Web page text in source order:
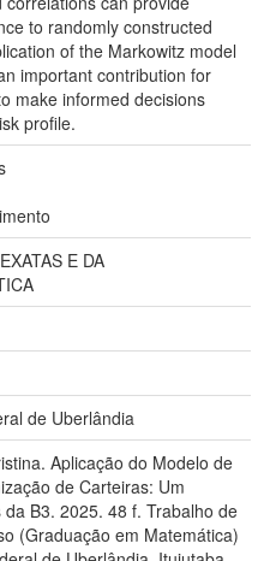
to randomly constructed
of the Markowitz model
important contribution for
make informed decisions
profile.
E DA
de Uberlândia
Aplicação do Modelo de
de Carteiras: Um
da B3. 2025. 48 f. Trabalho de
(Graduação em Matemática)